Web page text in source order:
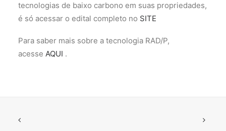
tecnologias de baixo carbono em suas propriedades,
é só acessar o edital completo no SITE
Para saber mais sobre a tecnologia RAD/P,
acesse AQUI .